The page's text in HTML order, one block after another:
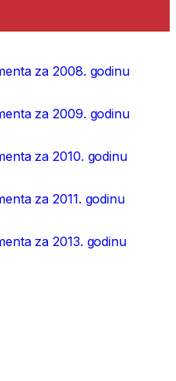
za 2008. godinu
za 2009. godinu
za 2010. godinu
za 2011. godinu
za 2013. godinu